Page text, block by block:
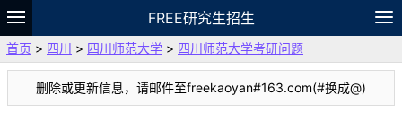
FREE研究生招生
题库
故事 专题 APP 笔记
论坛
VIP
资料
首页 > 四川 > 四川师范大学 > 四川师范大学考研问题
删除或更新信息，请邮件至freekaoyan#163.com(#换成@)